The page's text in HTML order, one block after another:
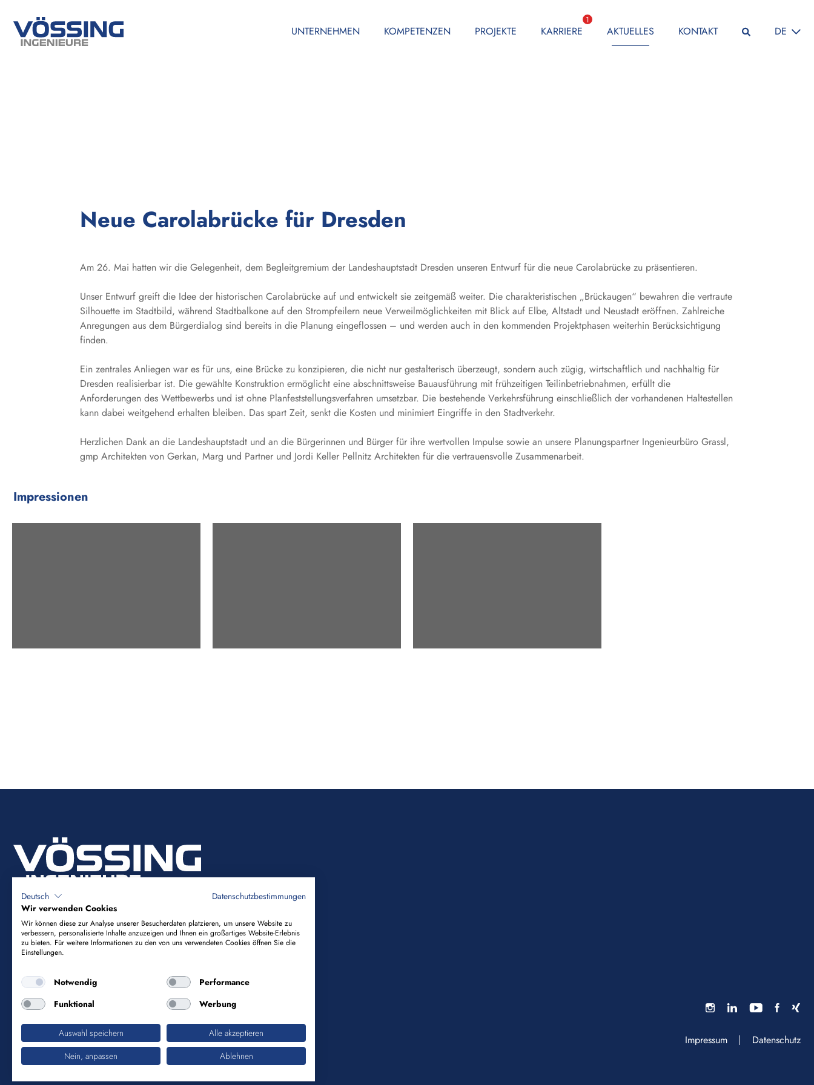
UNTERNEHMEN KOMPETENZEN PROJEKTE KARRIERE
1
AKTUELLES KONTAKT DE
Neue Carolabrücke für Dresden
Am 26. Mai hatten wir die Gelegenheit, dem Begleitgremium der Landeshauptstadt Dresden unseren Entwurf für die neue Carolabrücke zu präsentieren.
Unser Entwurf greift die Idee der historischen Carolabrücke auf und entwickelt sie zeitgemäß weiter. Die charakteristischen „Brückaugen“ bewahren die vertraute
Silhouette im Stadtbild, während Stadtbalkone auf den Strompfeilern neue Verweilmöglichkeiten mit Blick auf Elbe, Altstadt und Neustadt eröffnen. Zahlreiche
Anregungen aus dem Bürgerdialog sind bereits in die Planung eingeflossen – und werden auch in den kommenden Projektphasen weiterhin Berücksichtigung
finden.
Ein zentrales Anliegen war es für uns, eine Brücke zu konzipieren, die nicht nur gestalterisch überzeugt, sondern auch zügig, wirtschaftlich und nachhaltig für
Dresden realisierbar ist. Die gewählte Konstruktion ermöglicht eine abschnittsweise Bauausführung mit frühzeitigen Teilinbetriebnahmen, erfüllt die
Anforderungen des Wettbewerbs und ist ohne Planfeststellungsverfahren umsetzbar. Die bestehende Verkehrsführung einschließlich der vorhandenen Haltestellen
kann dabei weitgehend erhalten bleiben. Das spart Zeit, senkt die Kosten und minimiert Eingriffe in den Stadtverkehr.
Herzlichen Dank an die Landeshauptstadt und an die Bürgerinnen und Bürger für ihre wertvollen Impulse sowie an unsere Planungspartner Ingenieurbüro Grassl,
gmp Architekten von Gerkan, Marg und Partner und Jordi Keller Pellnitz Architekten für die vertrauensvolle Zusammenarbeit.
Impressionen
Vössing Ingenieurgesellschaft mbH
Brunnenstraße 29-31
40223 Düsseldorf
info@voessing.de
Impressum Datenschutz
Deutsch
Datenschutzbestimmungen
Wir verwenden Cookies
Wir können diese zur Analyse unserer Besucherdaten platzieren, um unsere Website zu
verbessern, personalisierte Inhalte anzuzeigen und Ihnen ein großartiges Website-Erlebnis
zu bieten. Für weitere Informationen zu den von uns verwendeten Cookies öffnen Sie die
Einstellungen.
Notwendig
Performance
Funktional
Werbung
Auswahl speichern
Alle akzeptieren
Nein, anpassen
Ablehnen